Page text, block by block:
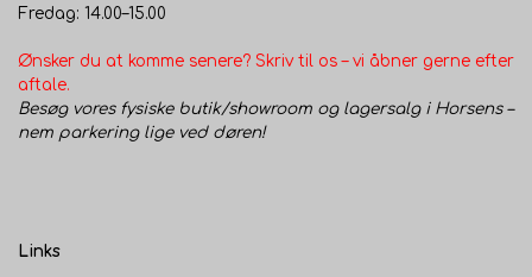
Fredag: 14.00–15.00
Ønsker du at komme senere? Skriv til os – vi åbner gerne efter
aftale.
Besøg vores fysiske butik/showroom og lagersalg i Horsens –
nem parkering lige ved døren!
Links